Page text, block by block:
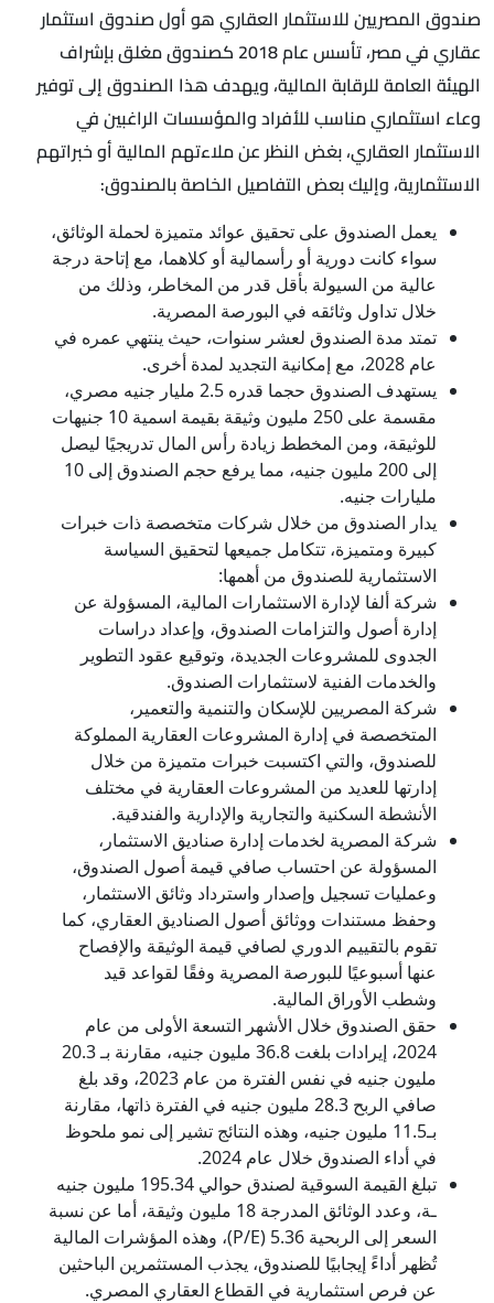
صندوق المصريين للاستثمار العقاري هو أول صندوق استثمار
عقاري في مصر، تأسس عام 2018 كصندوق مغلق بإشراف
الهيئة العامة للرقابة المالية، ويهدف هذا الصندوق إلى توفير
وعاء استثماري مناسب للأفراد والمؤسسات الراغبين في
الاستثمار العقاري، بغض النظر عن ملاءتهم المالية أو خبراتهم
الاستثمارية، وإليك بعض التفاصيل الخاصة بالصندوق:
يعمل الصندوق على تحقيق عوائد متميزة لحملة الوثائق،
سواء كانت دورية أو رأسمالية أو كلاهما، مع إتاحة درجة
عالية من السيولة بأقل قدر من المخاطر، وذلك من
خلال تداول وثائقه في البورصة المصرية.
تمتد مدة الصندوق لعشر سنوات، حيث ينتهي عمره في
عام 2028، مع إمكانية التجديد لمدة أخرى.
يستهدف الصندوق حجما قدره 2.5 مليار جنيه مصري،
مقسمة على 250 مليون وثيقة بقيمة اسمية 10 جنيهات
للوثيقة، ومن المخطط زيادة رأس المال تدريجيًا ليصل
إلى 200 مليون جنيه، مما يرفع حجم الصندوق إلى 10
مليارات جنيه.
يدار الصندوق من خلال شركات متخصصة ذات خبرات
كبيرة ومتميزة، تتكامل جميعها لتحقيق السياسة
الاستثمارية للصندوق من أهمها:
شركة ألفا لإدارة الاستثمارات المالية، المسؤولة عن
إدارة أصول والتزامات الصندوق، وإعداد دراسات
الجدوى للمشروعات الجديدة، وتوقيع عقود التطوير
والخدمات الفنية لاستثمارات الصندوق.
شركة المصريين للإسكان والتنمية والتعمير،
المتخصصة في إدارة المشروعات العقارية المملوكة
للصندوق، والتي اكتسبت خبرات متميزة من خلال
إدارتها للعديد من المشروعات العقارية في مختلف
الأنشطة السكنية والتجارية والإدارية والفندقية.
شركة المصرية لخدمات إدارة صناديق الاستثمار،
المسؤولة عن احتساب صافي قيمة أصول الصندوق،
وعمليات تسجيل وإصدار واسترداد وثائق الاستثمار،
وحفظ مستندات ووثائق أصول الصناديق العقاري، كما
تقوم بالتقييم الدوري لصافي قيمة الوثيقة والإفصاح
عنها أسبوعيًا للبورصة المصرية وفقًا لقواعد قيد
وشطب الأوراق المالية.
حقق الصندوق خلال الأشهر التسعة الأولى من عام
2024، إيرادات بلغت 36.8 مليون جنيه، مقارنة بـ 20.3
مليون جنيه في نفس الفترة من عام 2023، وقد بلغ
صافي الربح 28.3 مليون جنيه في الفترة ذاتها، مقارنة
بـ11.5 مليون جنيه، وهذه النتائج تشير إلى نمو ملحوظ
في أداء الصندوق خلال عام 2024.
تبلغ القيمة السوقية لصندق حوالي 195.34 مليون جنيه
ـة، وعدد الوثائق المدرجة 18 مليون وثيقة، أما عن نسبة
السعر إلى الربحية 5.36 (P/E)، وهذه المؤشرات المالية
تُظهر أداءً إيجابيًا للصندوق، يجذب المستثمرين الباحثين
عن فرص استثمارية في القطاع العقاري المصري.